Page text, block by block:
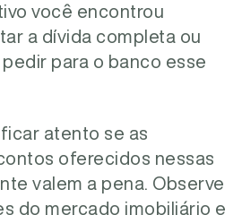
você encontrou
a dívida completa ou
para o banco esse
atento se as
oferecidos nessas
valem a pena. Observe
do mercado imobiliário e